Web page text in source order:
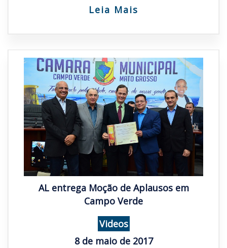
Leia Mais
AL entrega Moção de Aplausos em
Campo Verde
Videos
8 de maio de 2017